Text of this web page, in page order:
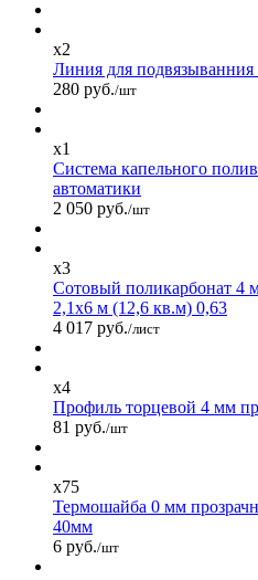
x2
Линия для
280 руб./шт
x1
Система капельного
автоматики
2 050 руб./шт
x3
Сотовый поликарбонат 4
2,1х6 м (12,6 кв.м) 0,63
4 017 руб./лист
x4
Профиль торцевой 4 мм
81 руб./шт
x75
Термошайба 0 мм
40мм
6 руб./шт